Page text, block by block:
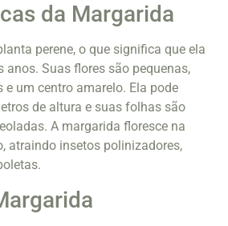
da Margarida
perene, o que significa que ela
anos. Suas flores são pequenas,
um centro amarelo. Ela pode
de altura e suas folhas são
A margarida floresce na
atraindo insetos polinizadores,